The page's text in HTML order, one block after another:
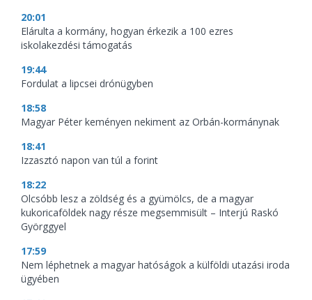
20:01
Elárulta a kormány, hogyan érkezik a 100 ezres
iskolakezdési támogatás
19:44
Fordulat a lipcsei drónügyben
18:58
Magyar Péter keményen nekiment az Orbán-kormánynak
18:41
Izzasztó napon van túl a forint
18:22
Olcsóbb lesz a zöldség és a gyümölcs, de a magyar
kukoricaföldek nagy része megsemmisült – Interjú Raskó
Györggyel
17:59
Nem léphetnek a magyar hatóságok a külföldi utazási iroda
ügyében